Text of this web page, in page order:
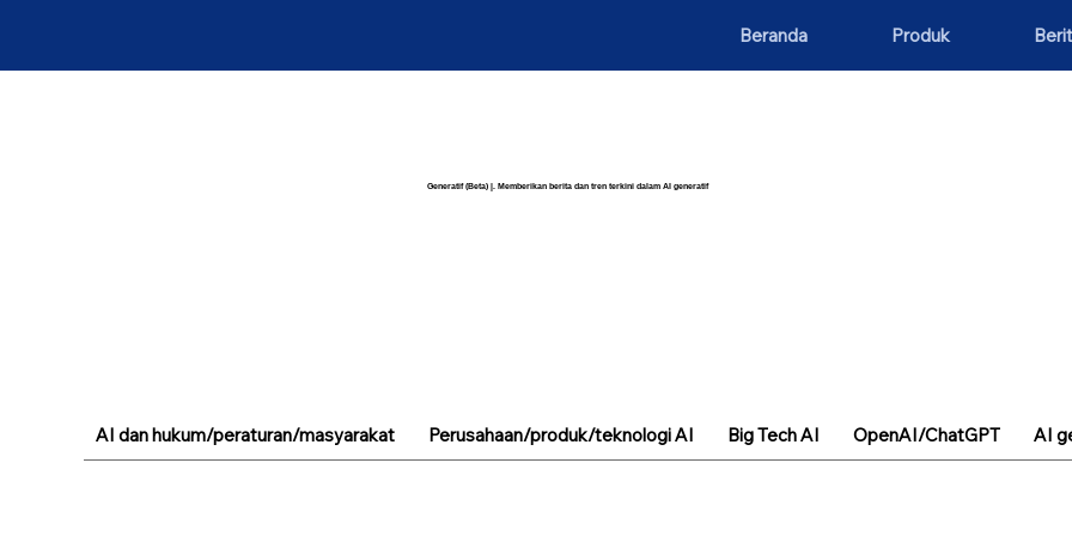
Beranda Produk
Generatif (Beta) |. Memberikan berita dan tren terkini dalam AI generatif
AI dan hukum/peraturan/masyarakat Perusahaan/produk/teknologi AI Big Tech AI OpenAI/ChatGPT AI